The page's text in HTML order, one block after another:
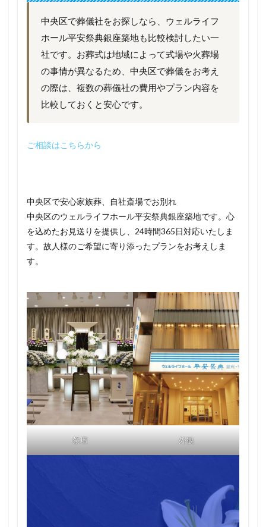
中央区で葬儀社をお探しなら、ウェルライフ
ホール平安祭典銀座築地も比較検討したい一
社です。お葬式は地域によって式場や火葬場
の事情が異なるため、中央区で葬儀をお考え
の際は、複数の葬儀社の費用やプラン内容を
比較しておくと安心です。
ご相談はこちらから
中央区で安心家族葬、自社斎場でお別れ
中央区のウェルライフホール平安祭典銀座築地です。心
を込めたお見送りを提供し、24時間365日対応いたしま
す。故人様のご希望に寄り添ったプランをお考えしま
す。
祭壇 外観